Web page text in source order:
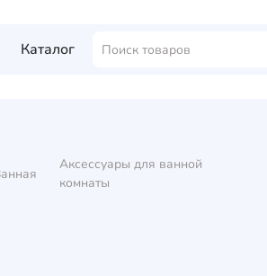
Каталог
Аксессуары для ванной
комнаты